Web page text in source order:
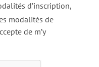
d’inscription,
modalités de
de m’y